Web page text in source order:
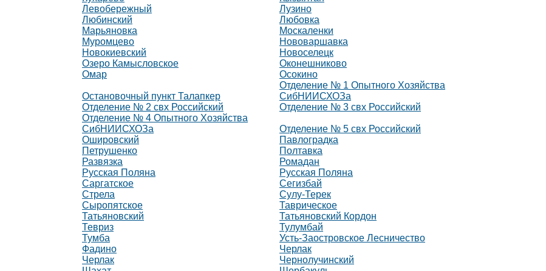
Левобережный
Лузино
Любинский
Любовка
Марьяновка
Москаленки
Муромцево
Нововаршавка
Новокиевский
Новоселецк
Озеро Камысловское
Оконешниково
Омар
Осокино
Остановочный пункт Талапкер
Отделение № 1 Опытного Хозяйства
СибНИИСХОЗа
Отделение № 2 свх Российский
Отделение № 3 свх Российский
Отделение № 4 Опытного Хозяйства
СибНИИСХОЗа
Отделение № 5 свх Российский
Ошировский
Павлоградка
Петрушенко
Полтавка
Развязка
Ромадан
Русская Поляна
Русская Поляна
Саргатское
Сегизбай
Стрела
Сулу-Терек
Сыропятское
Таврическое
Татьяновский
Татьяновский Кордон
Тевриз
Тулумбай
Тумба
Усть-Заостровское Лесничество
Фадино
Черлак
Черлак
Чернолучинский